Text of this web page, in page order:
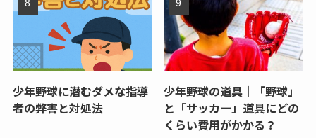
少年野球に潜むダメな指導
者の弊害と対処法
少年野球の道具｜「野球」
と「サッカー」道具にどの
くらい費用がかかる？